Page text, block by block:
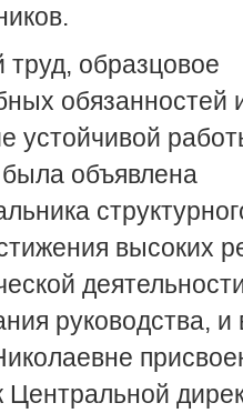
образцовое
обязанностей
устойчивой
объявлена
высоких
руководства, и
Центральной